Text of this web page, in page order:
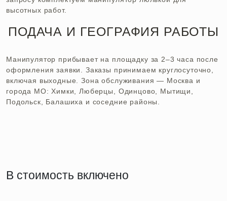
высотных работ.
ПОДАЧА И ГЕОГРАФИЯ РАБОТЫ
Манипулятор прибывает на площадку за 2–3 часа после
оформления заявки. Заказы принимаем круглосуточно,
включая выходные. Зона обслуживания — Москва и
города МО: Химки, Люберцы, Одинцово, Мытищи,
Подольск, Балашиха и соседние районы.
В стоимость включено